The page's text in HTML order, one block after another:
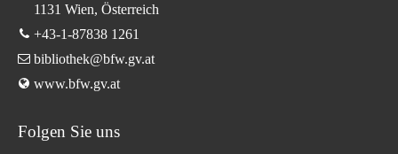
1131 Wien, Österreich
+43-1-87838 1261
bibliothek@bfw.gv.at
www.bfw.gv.at
Folgen Sie uns